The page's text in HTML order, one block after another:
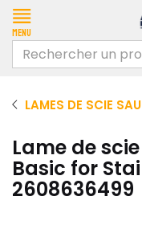
Menu
LAMES DE SCIE
Lame de scie
Basic for
2608636499